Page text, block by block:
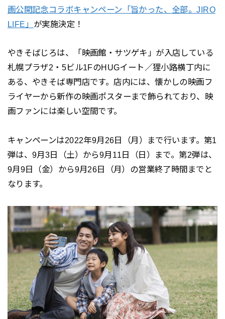
画公開記念コラボキャンペーン「旨かった、全部。JIRO
LIFE」 が実施決定！
やきそばじろは、「映画館・サツゲキ」が入店している
札幌プラザ2・5ビル1FのHUGイート／狸小路横丁内に
ある、やきそば専門店です。店内には、懐かしの映画フ
ライヤーから新作の映画ポスターまで飾られており、映
画ファンには楽しい空間です。
キャンペーンは2022年9月26日（月）まで行います。第1
弾は、9月3日（土）から9月11日（日）まで。第2弾は、
9月9日（金）から9月26日（月）の営業終了時間までと
なります。